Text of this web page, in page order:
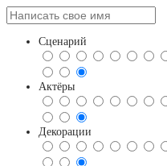
Сценарий
Актёры
Декорации